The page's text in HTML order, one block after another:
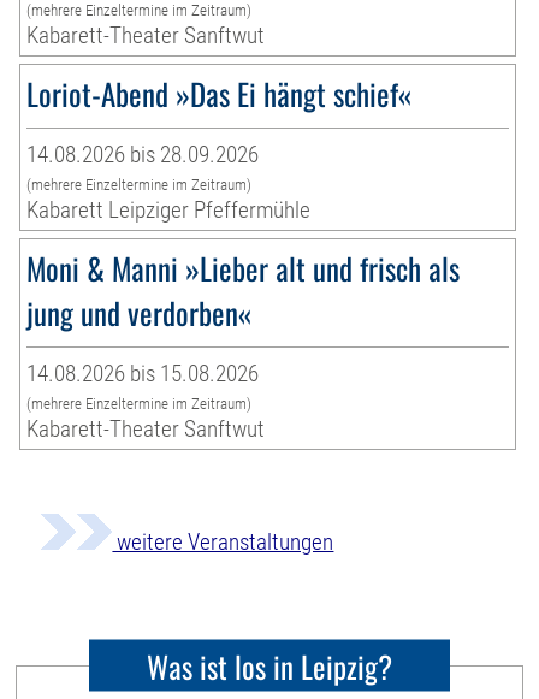
(mehrere Einzeltermine im Zeitraum)
Kabarett-Theater Sanftwut
Loriot-Abend »Das Ei hängt schief«
14.08.2026 bis 28.09.2026
(mehrere Einzeltermine im Zeitraum)
Kabarett Leipziger Pfeffermühle
Moni & Manni »Lieber alt und frisch als
jung und verdorben«
14.08.2026 bis 15.08.2026
(mehrere Einzeltermine im Zeitraum)
Kabarett-Theater Sanftwut
weitere Veranstaltungen
Was ist los in Leipzig?